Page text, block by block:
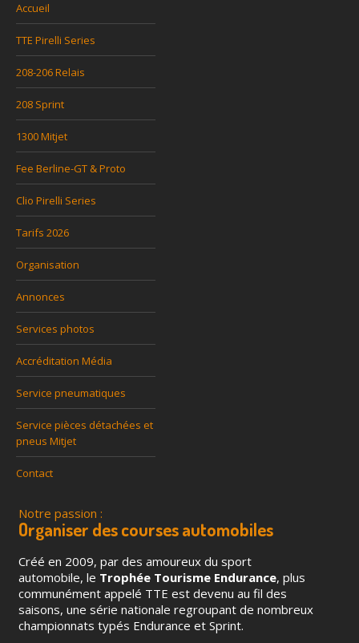
Accueil
TTE Pirelli Series
208-206 Relais
208 Sprint
1300 Mitjet
Fee Berline-GT & Proto
Clio Pirelli Series
Tarifs 2026
Organisation
Annonces
Services photos
Accréditation Média
Service pneumatiques
Service pièces détachées et
pneus Mitjet
Contact
Notre passion :
Organiser des courses automobiles
Créé en 2009, par des amoureux du sport
automobile, le Trophée Tourisme Endurance, plus
communément appelé TTE est devenu au fil des
saisons, une série nationale regroupant de nombreux
championnats typés Endurance et Sprint.